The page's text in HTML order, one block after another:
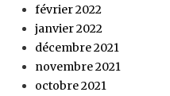
février 2022
janvier 2022
décembre 2021
novembre 2021
octobre 2021